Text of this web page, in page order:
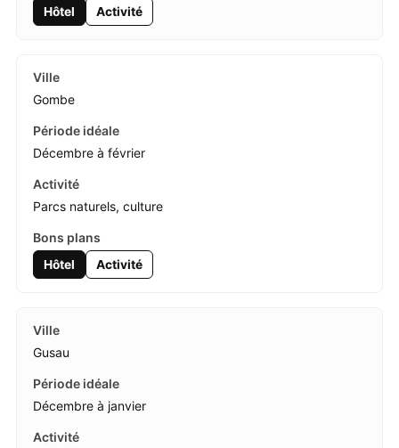
Hôtel Activité
Gombe
Décembre à février
Parcs naturels, culture
Hôtel Activité
Gusau
Décembre à janvier